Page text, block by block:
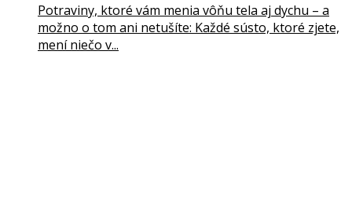
Potraviny, ktoré vám menia vôňu tela aj dychu – a
možno o tom ani netušíte: Každé sústo, ktoré zjete,
mení niečo v...